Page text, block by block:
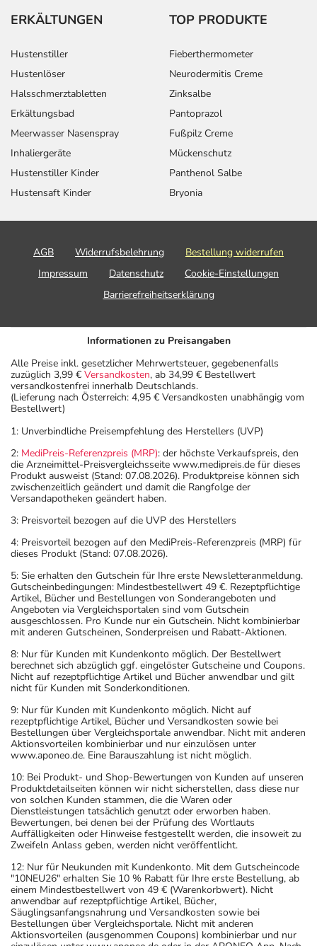
ERKÄLTUNGEN
Hustenstiller
Hustenlöser
Halsschmerztabletten
Erkältungsbad
Meerwasser Nasenspray
Inhaliergeräte
Hustenstiller Kinder
Hustensaft Kinder
TOP PRODUKTE
Fieberthermometer
Neurodermitis Creme
Zinksalbe
Pantoprazol
Fußpilz Creme
Mückenschutz
Panthenol Salbe
Bryonia
AGB Widerrufsbelehrung
Bestellung widerrufen
Impressum
Datenschutz
Cookie-Einstellungen
Barrierefreiheitserklärung
Informationen zu Preisangaben
Alle Preise inkl. gesetzlicher Mehrwertsteuer, gegebenenfalls
zuzüglich 3,99 € Versandkosten, ab 34,99 € Bestellwert
versandkostenfrei innerhalb Deutschlands.
(Lieferung nach Österreich: 4,95 € Versandkosten unabhängig vom
Bestellwert)
1: Unverbindliche Preisempfehlung des Herstellers (UVP)
2: MediPreis-Referenzpreis (MRP): der höchste Verkaufspreis, den
die Arzneimittel-Preisvergleichsseite www.medipreis.de für dieses
Produkt ausweist (Stand: 07.08.2026). Produktpreise können sich
zwischenzeitlich geändert und damit die Rangfolge der
Versandapotheken geändert haben.
3: Preisvorteil bezogen auf die UVP des Herstellers
4: Preisvorteil bezogen auf den MediPreis-Referenzpreis (MRP) für
dieses Produkt (Stand: 07.08.2026).
5: Sie erhalten den Gutschein für Ihre erste Newsletteranmeldung.
Gutscheinbedingungen: Mindestbestellwert 49 €. Rezeptpflichtige
Artikel, Bücher und Bestellungen von Sonderangeboten und
Angeboten via Vergleichsportalen sind vom Gutschein
ausgeschlossen. Pro Kunde nur ein Gutschein. Nicht kombinierbar
mit anderen Gutscheinen, Sonderpreisen und Rabatt-Aktionen.
8: Nur für Kunden mit Kundenkonto möglich. Der Bestellwert
berechnet sich abzüglich ggf. eingelöster Gutscheine und Coupons.
Nicht auf rezeptpflichtige Artikel und Bücher anwendbar und gilt
nicht für Kunden mit Sonderkonditionen.
9: Nur für Kunden mit Kundenkonto möglich. Nicht auf
rezeptpflichtige Artikel, Bücher und Versandkosten sowie bei
Bestellungen über Vergleichsportale anwendbar. Nicht mit anderen
Aktionsvorteilen kombinierbar und nur einzulösen unter
www.aponeo.de. Eine Barauszahlung ist nicht möglich.
10: Bei Produkt- und Shop-Bewertungen von Kunden auf unseren
Produktdetailseiten können wir nicht sicherstellen, dass diese nur
von solchen Kunden stammen, die die Waren oder
Dienstleistungen tatsächlich genutzt oder erworben haben.
Bewertungen, bei denen bei der Prüfung des Wortlauts
Auffälligkeiten oder Hinweise festgestellt werden, die insoweit zu
Zweifeln Anlass geben, werden nicht veröffentlicht.
12: Nur für Neukunden mit Kundenkonto. Mit dem Gutscheincode
"10NEU26" erhalten Sie 10 % Rabatt für Ihre erste Bestellung, ab
einem Mindestbestellwert von 49 € (Warenkorbwert). Nicht
anwendbar auf rezeptpflichtige Artikel, Bücher,
Säuglingsanfangsnahrung und Versandkosten sowie bei
Bestellungen über Vergleichsportale. Nicht mit anderen
Aktionsvorteilen (ausgenommen Coupons) kombinierbar und nur